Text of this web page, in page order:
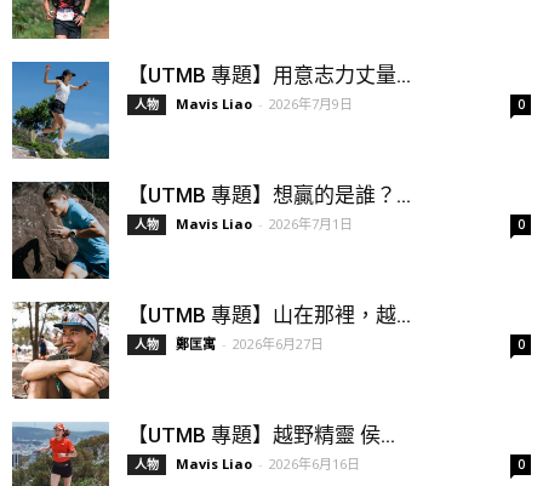
【UTMB 專題】用意志力丈量...
人物 Mavis Liao - 2026年7月9日 0
【UTMB 專題】想贏的是誰？...
人物 Mavis Liao - 2026年7月1日 0
【UTMB 專題】山在那裡，越...
人物 鄭匡寓 - 2026年6月27日 0
【UTMB 專題】越野精靈 侯...
人物 Mavis Liao - 2026年6月16日 0